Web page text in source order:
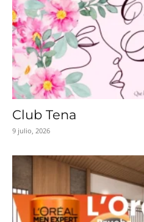
Club Tena
9 julio, 2026